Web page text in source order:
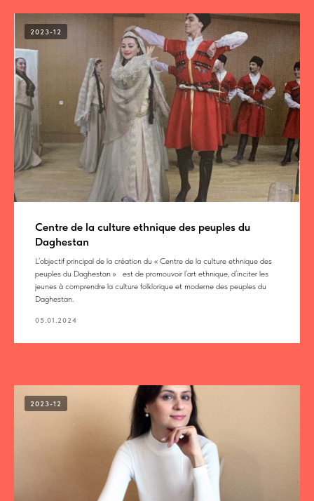
2023-12
Centre de la culture ethnique des peuples du
Daghestan
L’objectif principal de la création du « Centre de la culture ethnique des
peuples du Daghestan » est de promouvoir l’art ethnique, d’inciter les
jeunes à comprendre la culture folklorique et moderne des peuples du
Daghestan.
05.01.2024
2023-12